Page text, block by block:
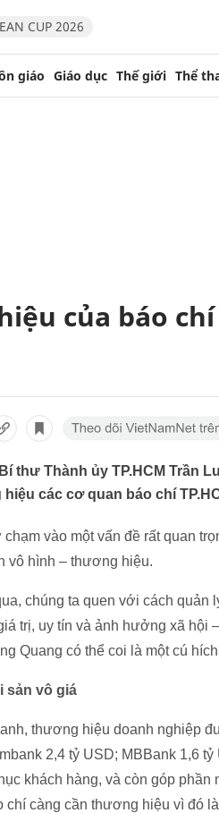
CUP 2026
giáo Giáo dục Thế giới Thể
của báo chí
thư Thành ủy TP.HCM Trần
các cơ quan báo chí
vào một vấn đề rất quan
vô hình – thương hiệu.
chúng ta quen với cách
trị, uy tín và ảnh hưởng xã hội
Quang có thể coi là một cú
sản vô giá
thương hiệu doanh nghiệp
2,4 tỷ USD; MBBank 1,6
khách hàng, và còn góp phần
chí càng cần thương hiệu vì đó